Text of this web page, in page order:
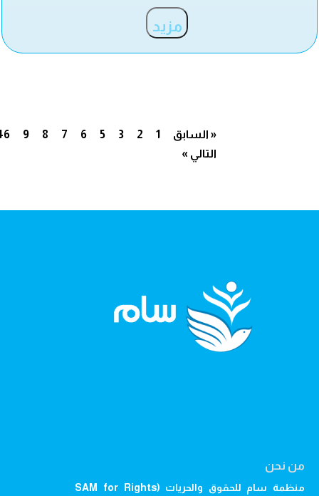
مزيد
« السابق 1
2
3
5
6
7
8
9
التالي »
من نحن
منظمة سام للحقوق والحريات (SAM for Rights